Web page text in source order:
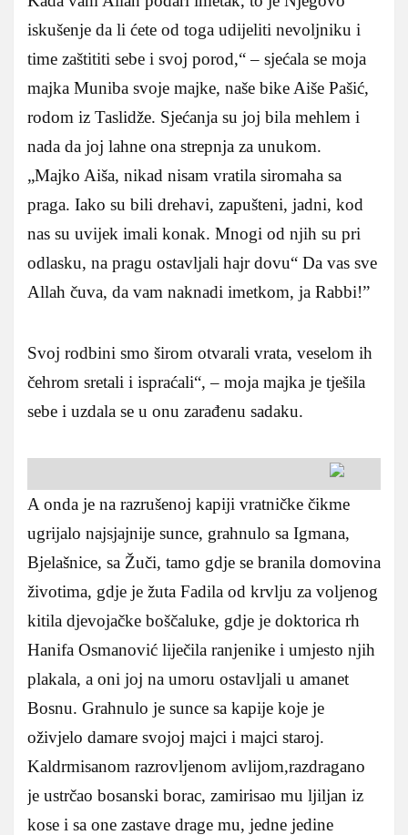
iskušenje da li ćete od toga udijeliti nevoljniku i
time zaštititi sebe i svoj porod,“ – sjećala se moja
majka Muniba svoje majke, naše bike Aiše Pašić,
rodom iz Taslidže. Sjećanja su joj bila mehlem i
nada da joj lahne ona strepnja za unukom.
„Majko Aiša, nikad nisam vratila siromaha sa
praga. Iako su bili drehavi, zapušteni, jadni, kod
nas su uvijek imali konak. Mnogi od njih su pri
odlasku, na pragu ostavljali hajr dovu“ Da vas sve
Allah čuva, da vam naknadi imetkom, ja Rabbi!”
Svoj rodbini smo širom otvarali vrata, veselom ih
čehrom sretali i ispraćali“, – moja majka je tješila
sebe i uzdala se u onu zarađenu sadaku.
A onda je na razrušenoj kapiji vratničke čikme
ugrijalo najsjajnije sunce, grahnulo sa Igmana,
Bjelašnice, sa Žuči, tamo gdje se branila domovina
životima, gdje je žuta Fadila od krvlju za voljenog
kitila djevojačke boščaluke, gdje je doktorica rh
Hanifa Osmanović liječila ranjenike i umjesto njih
plakala, a oni joj na umoru ostavljali u amanet
Bosnu. Grahnulo je sunce sa kapije koje je
oživjelo damare svojoj majci i majci staroj.
Kaldrmisanom razrovljenom avlijom,razdragano
je ustrčao bosanski borac, zamirisao mu ljiljan iz
kose i sa one zastave drage mu, jedne jedine